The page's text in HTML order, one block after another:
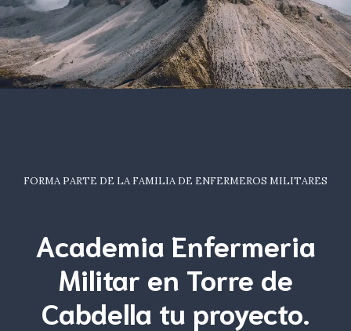
FORMA PARTE DE LA FAMILIA DE ENFERMEROS MILITARES
Academia Enfermeria
Militar en Torre de
Cabdella tu proyecto.